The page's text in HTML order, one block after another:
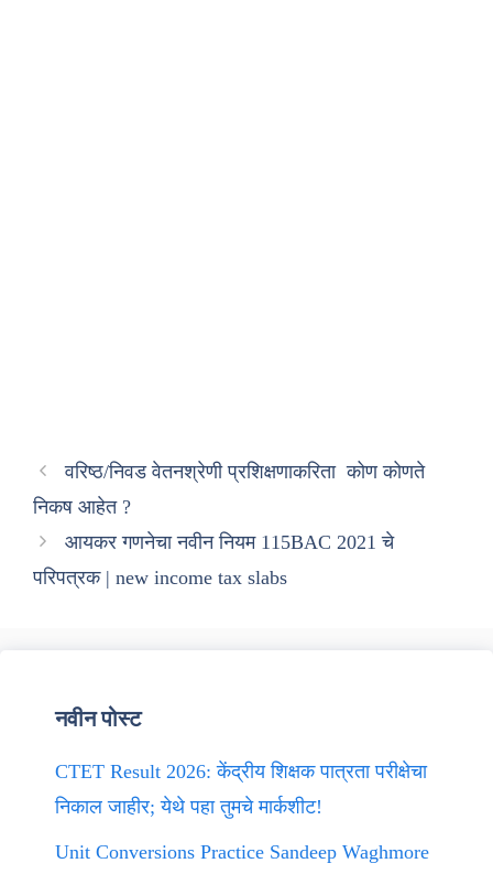
वरिष्ठ/निवड वेतनश्रेणी प्रशिक्षणाकरिता कोण कोणते
निकष आहेत ?
आयकर गणनेचा नवीन नियम 115BAC 2021 चे
परिपत्रक | new income tax slabs
नवीन पोस्ट
CTET Result 2026: केंद्रीय शिक्षक पात्रता परीक्षेचा
निकाल जाहीर; येथे पहा तुमचे मार्कशीट!
Unit Conversions Practice Sandeep Waghmore